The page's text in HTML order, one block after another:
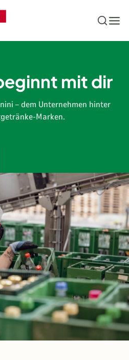
mit dir
– dem Unternehmen hinter
Marken.